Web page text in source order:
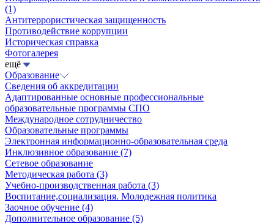
(1)
Антитеррористическая защищенность
Противодействие коррупции
Историческая справка
Фотогалерея
ещё
Образование
Сведения об аккредитации
Адаптированные основные профессиональные
образовательные программы СПО
Международное сотрудничество
Образовательные программы
Электронная информационно-образовательная среда
Инклюзивное образование (7)
Сетевое образование
Методическая работа (3)
Учебно-производственная работа (3)
Воспитание,социализация. Молодежная политика
Заочное обучение (4)
Дополнительное образование (5)